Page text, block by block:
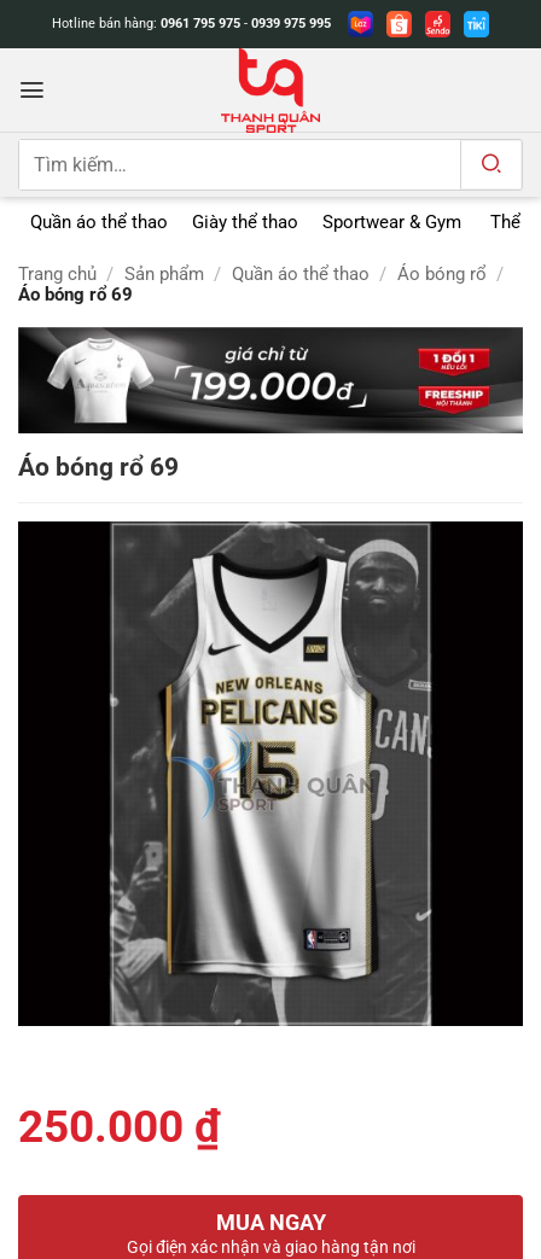
dung
Hotline bán hàng: 0961 795 975 - 0939 975 995
Tìm
Quần áo thể thao Giày thể thao Sportwear & Gym Thể
Trang chủ / Sản phẩm / Quần áo thể thao / Áo bóng rổ /
Áo bóng rổ 69
Áo bóng rổ 69
250.000 ₫
MUA NGAY
Gọi điện xác nhận và giao hàng tận nơi